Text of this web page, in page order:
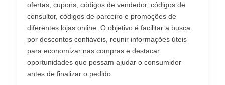
ofertas, cupons, códigos de vendedor, códigos de
consultor, códigos de parceiro e promoções de
diferentes lojas online. O objetivo é facilitar a busca
por descontos confiáveis, reunir informações úteis
para economizar nas compras e destacar
oportunidades que possam ajudar o consumidor
antes de finalizar o pedido.